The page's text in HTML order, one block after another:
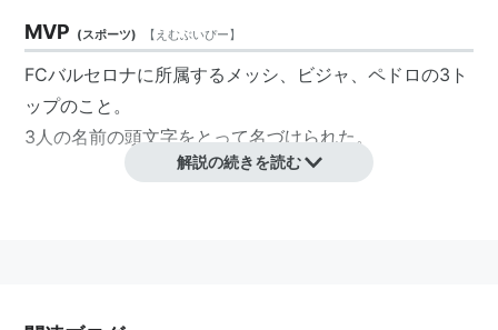
MVP (スポーツ) 【 えむぶいぴー】
FCバルセロナに所属するメッシ、ビジャ、ペドロの3ト
ップのこと。
3人の名前の頭文字をとって名づけられた。
解説の続きを読む